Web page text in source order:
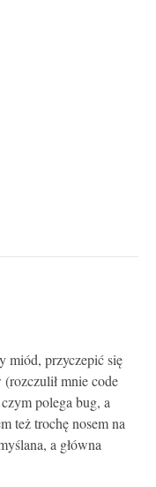
miód, przyczepić się
mnie code
polega bug, a
też trochę nosem na
a główna